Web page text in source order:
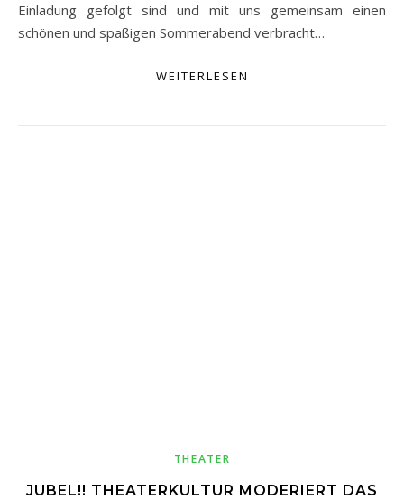
Einladung gefolgt sind und mit uns gemeinsam einen
schönen und spaßigen Sommerabend verbracht…
WEITERLESEN
THEATER
JUBEL!! THEATERKULTUR MODERIERT DAS